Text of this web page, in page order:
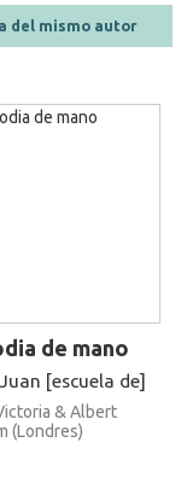
del mismo autor
de mano
[escuela de]
& Albert
(Londres)